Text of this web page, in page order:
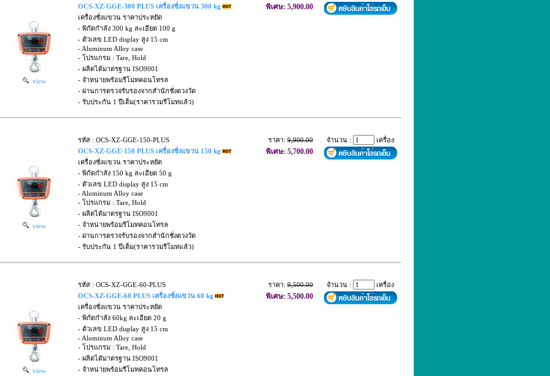
view
OCS-XZ-GGE-300 PLUS เครื่องชั่งแขวน 300 kg
เครื่องชั่งแขวน ราคาประหยัด
- พิกัดกำลัง 300 kg ละเอียด 100 g
- ตัวเลข LED display สูง 15 cm
- Aluminum Alloy case
- โปรแกรม : Tare, Hold
- ผลิตได้มาตรฐาน ISO9001
- จำหน่ายพร้อมรีโมทคอนโทรล
- ผ่านการตรวจรับรองจากสำนักชั่งตวงวัด
- รับประกัน 1 ปีเต็ม(ราคารวมรีโมทแล้ว)
พิเศษ: 5,900.00
view
รหัส : OCS-XZ-GGE-150-PLUS
OCS-XZ-GGE-150 PLUS เครื่องชั่งแขวน 150 kg
เครื่องชั่งแขวน ราคาประหยัด
- พิกัดกำลัง 150 kg ละเอียด 50 g
- ตัวเลข LED display สูง 15 cm
- Aluminum Alloy case
- โปรแกรม : Tare, Hold
- ผลิตได้มาตรฐาน ISO9001
- จำหน่ายพร้อมรีโมทคอนโทรล
- ผ่านการตรวจรับรองจากสำนักชั่งตวงวัด
- รับประกัน 1 ปีเต็ม(ราคารวมรีโมทแล้ว)
ราคา: 9,900.00
พิเศษ: 5,700.00
จำนวน : เครื่อง
view
รหัส : OCS-XZ-GGE-60-PLUS
OCS-XZ-GGE-60 PLUS เครื่องชั่งแขวน 60 kg
เครื่องชั่งแขวน ราคาประหยัด
- พิกัดกำลัง 60kg ละเอียด 20 g
- ตัวเลข LED display สูง 15 cm
- Aluminum Alloy case
- โปรแกรม : Tare, Hold
- ผลิตได้มาตรฐาน ISO9001
- จำหน่ายพร้อมรีโมทคอนโทรล
ราคา: 9,500.00
พิเศษ: 5,500.00
จำนวน : เครื่อง